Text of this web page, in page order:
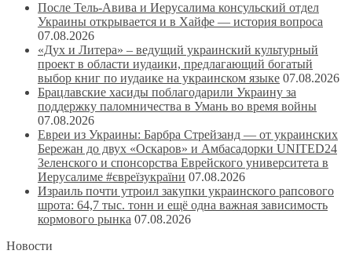
После Тель-Авива и Иерусалима консульский отдел
Украины открывается и в Хайфе — история вопроса
07.08.2026
«Дух и Литера» – ведущий украинский культурный
проект в области иудаики, предлагающий богатый
выбор книг по иудаике на украинском языке 07.08.2026
Брацлавские хасиды поблагодарили Украину за
поддержку паломничества в Умань во время войны
07.08.2026
Евреи из Украины: Барбра Стрейзанд — от украинских
Бережан до двух «Оскаров» и Амбасадорки UNITED24
Зеленского и спонсорства Еврейского университета в
Иерусалиме #євреїзукраїни 07.08.2026
Израиль почти утроил закупки украинского рапсового
шрота: 64,7 тыс. тонн и ещё одна важная зависимость
кормового рынка 07.08.2026
Новости